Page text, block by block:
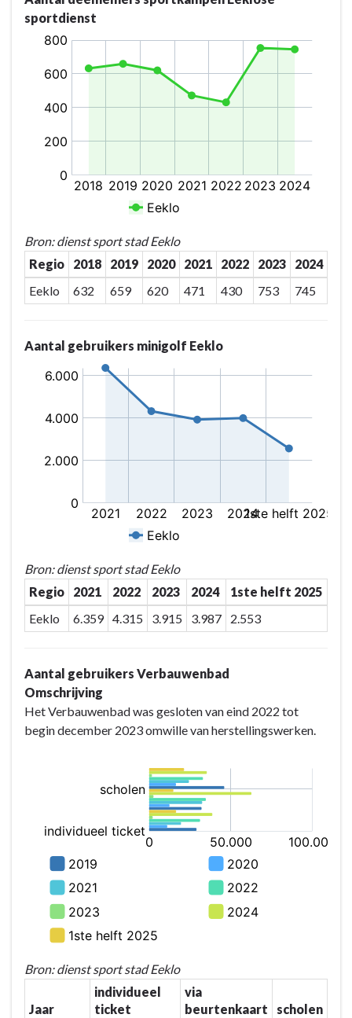
Eeklo
Actieplannen
sportsites
uitgebouwd
sportdienst
Bron: dienst sport stad Eeklo
Regio
2018 2019 2020 2021 2022 2023
2024
Eeklo
632 659 620 471 430 753 745
Aantal gebruikers minigolf Eeklo
Bron: dienst sport stad Eeklo
Regio
2021 2022 2023 2024
1ste helft 2025
Eeklo
6.359 4.315 3.915 3.987 2.553
Aantal gebruikers Verbauwenbad
Omschrijving
Het Verbauwenbad was gesloten van eind 2022 tot
begin december 2023 omwille van herstellingswerken.
Bron: dienst sport stad Eeklo
Jaar
individueel
ticket
via
beurtenkaart
scholen